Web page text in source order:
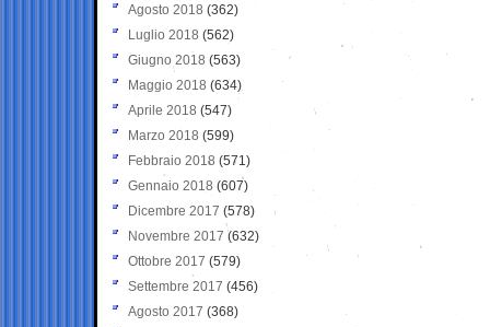
Agosto 2018 (362)
Luglio 2018 (562)
Giugno 2018 (563)
Maggio 2018 (634)
Aprile 2018 (547)
Marzo 2018 (599)
Febbraio 2018 (571)
Gennaio 2018 (607)
Dicembre 2017 (578)
Novembre 2017 (632)
Ottobre 2017 (579)
Settembre 2017 (456)
Agosto 2017 (368)